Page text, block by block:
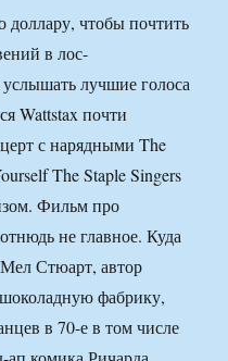
доллару, чтобы почтить
в лос-
лучшие голоса
Wattstax почти
с нарядными The
The Staple Singers
Фильм про
не главное. Куда
Стюарт, автор
фабрику,
в 70-е в том числе